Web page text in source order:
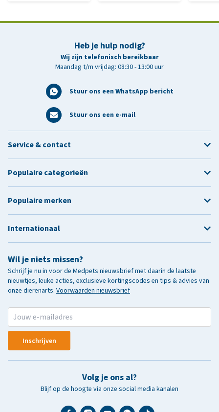
Heb je hulp nodig?
Wij zijn telefonisch bereikbaar
Maandag t/m vrijdag: 08:30 - 13:00 uur
Stuur ons een WhatsApp bericht
Stuur ons een e-mail
Wil je niets missen?
Schrijf je nu in voor de Medpets nieuwsbrief met daarin de laatste
nieuwtjes, leuke acties, exclusieve kortingscodes en tips & advies van
onze dierenarts. Voorwaarden nieuwsbrief
Inschrijven
Volg je ons al?
Blijf op de hoogte via onze social media kanalen
Service & contact
Populaire categorieën
Populaire merken
Internationaal